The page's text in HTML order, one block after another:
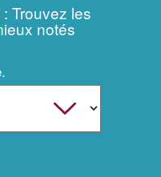
Trouvez les
notés